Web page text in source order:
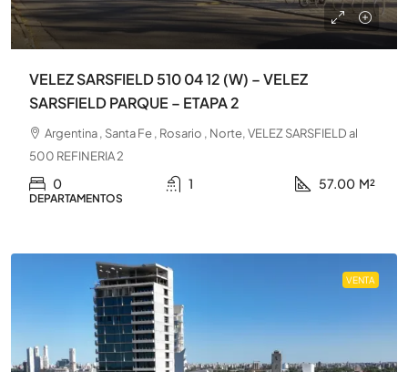
VELEZ SARSFIELD 510 04 12 (W) – VELEZ
SARSFIELD PARQUE – ETAPA 2
Argentina , Santa Fe , Rosario , Norte, VELEZ SARSFIELD al
500 REFINERIA 2
0 1 57.00 M²
DEPARTAMENTOS
VENTA